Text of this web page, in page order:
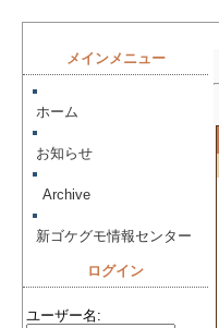
メインメニュー